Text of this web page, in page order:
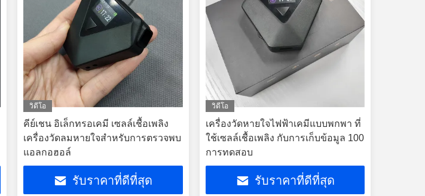
วิดีโอ
คีย์เชน อิเล็กทรอเคมี เซลล์เชื้อเพลิง
เครื่องวัดลมหายใจสําหรับการตรวจพบ
แอลกอฮอล์
รับราคาที่ดีที่สุด
วิดีโอ
เครื่องวัดหายใจไฟฟ้าเคมีแบบพกพา ที่
ใช้เซลล์เชื้อเพลิง กับการเก็บข้อมูล 100
การทดสอบ
รับราคาที่ดีที่สุด